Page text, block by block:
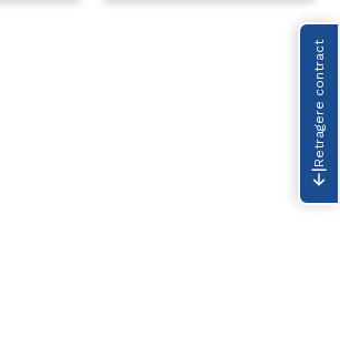
Retragere contract